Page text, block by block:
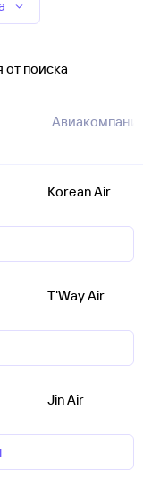
от поиска
Korean Air
T'Way Air
Jin Air